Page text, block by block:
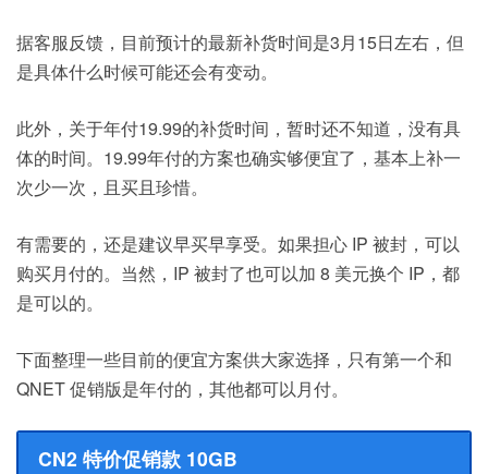
据客服反馈，目前预计的最新补货时间是3月15日左右，但
是具体什么时候可能还会有变动。
此外，关于年付19.99的补货时间，暂时还不知道，没有具
体的时间。19.99年付的方案也确实够便宜了，基本上补一
次少一次，且买且珍惜。
有需要的，还是建议早买早享受。如果担心 IP 被封，可以
购买月付的。当然，IP 被封了也可以加 8 美元换个 IP，都
是可以的。
下面整理一些目前的便宜方案供大家选择，只有第一个和
QNET 促销版是年付的，其他都可以月付。
CN2 特价促销款 10GB